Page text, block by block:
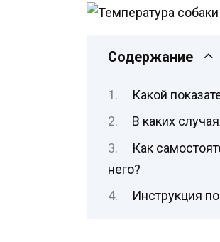
Содержание
Какой
В каких
Как
него?
Инструкция